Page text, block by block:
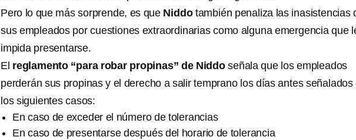
Pero lo que más sorprende, es que Niddotambién penaliza las inasistencias
sus empleados por cuestiones extraordinarias como alguna emergencia que
impida presentarse.
El reglamento “para robar propinas” de Niddoseñala que los empleados
perderán sus propinas y el derecho a salir temprano los días antes señalados
los siguientes casos:
En caso de exceder el número de tolerancias
En caso de presentarse después del horario de tolerancia